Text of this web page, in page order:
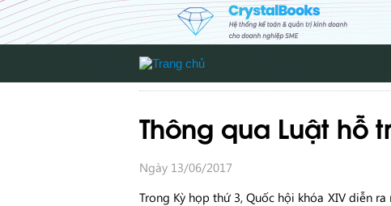
Thông qua Luật hỗ
Ngày 13/06/2017
Trong Kỳ họp thứ 3, Quốc hội khóa XIV diễn